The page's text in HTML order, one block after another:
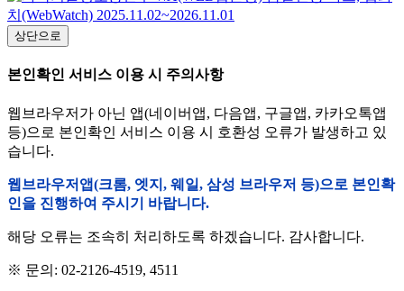
상단으로
본인확인 서비스 이용 시 주의사항
웹브라우저가 아닌 앱(네이버앱, 다음앱, 구글앱, 카카오톡앱
등)으로 본인확인 서비스 이용 시 호환성 오류가 발생하고 있
습니다.
웹브라우저앱(크롬, 엣지, 웨일, 삼성 브라우저 등)으로 본인확
인을 진행하여 주시기 바랍니다.
해당 오류는 조속히 처리하도록 하겠습니다. 감사합니다.
※ 문의: 02-2126-4519, 4511